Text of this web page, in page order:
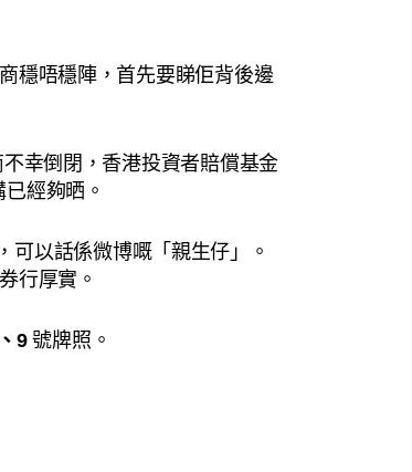
穩唔穩陣，首先要睇佢背後邊
幸倒閉，香港投資者賠償基金
經夠晒。
可以話係微博嘅「親生仔」。
行厚實。
9號牌照。